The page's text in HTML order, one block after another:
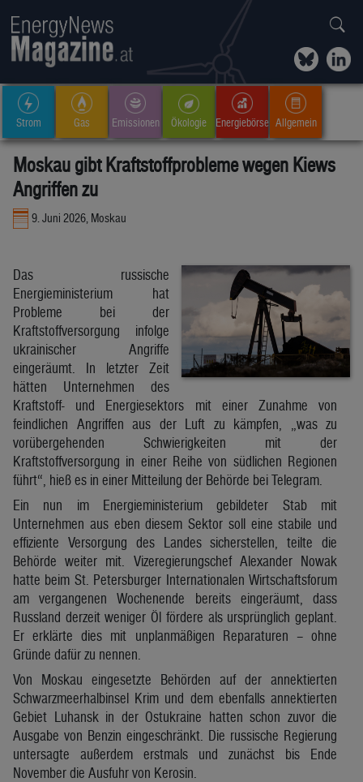
Strom Gas Emissionen Ökologie Energiebörse Allgemein
Moskau gibt Kraftstoffprobleme wegen Kiews
Angriffen zu
9. Juni 2026, Moskau
Das russische
Energieministerium hat
Probleme bei der
Kraftstoffversorgung infolge
ukrainischer Angriffe
eingeräumt. In letzter Zeit
hätten Unternehmen des
Kraftstoff- und Energiesektors mit einer Zunahme von
feindlichen Angriffen aus der Luft zu kämpfen, „was zu
vorübergehenden Schwierigkeiten mit der
Kraftstoffversorgung in einer Reihe von südlichen Regionen
führt“, hieß es in einer Mitteilung der Behörde bei Telegram.
Ein nun im Energieministerium gebildeter Stab mit
Unternehmen aus eben diesem Sektor soll eine stabile und
effiziente Versorgung des Landes sicherstellen, teilte die
Behörde weiter mit. Vizeregierungschef Alexander Nowak
hatte beim St. Petersburger Internationalen Wirtschaftsforum
am vergangenen Wochenende bereits eingeräumt, dass
Russland derzeit weniger Öl fördere als ursprünglich geplant.
Er erklärte dies mit unplanmäßigen Reparaturen – ohne
Gründe dafür zu nennen.
Von Moskau eingesetzte Behörden auf der annektierten
Schwarzmeerhalbinsel Krim und dem ebenfalls annektierten
Gebiet Luhansk in der Ostukraine hatten schon zuvor die
Ausgabe von Benzin eingeschränkt. Die russische Regierung
untersagte außerdem erstmals und zunächst bis Ende
November die Ausfuhr von Kerosin.